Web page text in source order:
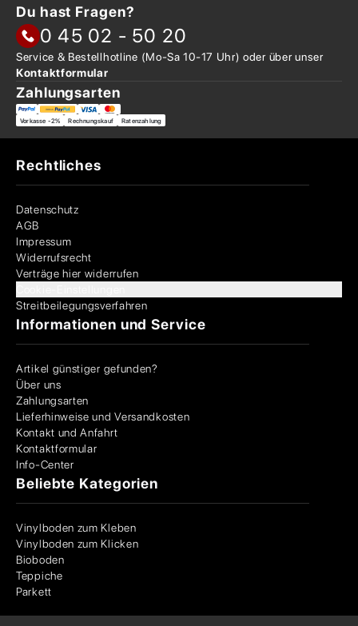
Du hast Fragen?
0 45 02 - 50 20
Service & Bestellhotline (Mo-Sa 10-17 Uhr) oder überunser
Kontaktformular
Zahlungsarten
Vorkasse -2% Rechnungskauf Ratenzahlung
Rechtliches
Datenschutz
AGB
Impressum
Widerrufsrecht
Verträge hier widerrufen
Streitbeilegungsverfahren
Informationen und Service
Artikel günstiger gefunden?
Über uns
Zahlungsarten
Lieferhinweise und Versandkosten
Kontakt und Anfahrt
Kontaktformular
Info-Center
Beliebte Kategorien
Vinylboden zum Kleben
Vinylboden zum Klicken
Bioboden
Teppiche
Parkett